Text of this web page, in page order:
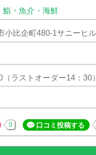
鮨・魚介・海鮮
小比企町480-1サニーヒ
（ラストオーダー14：30
0 口コミ投稿する